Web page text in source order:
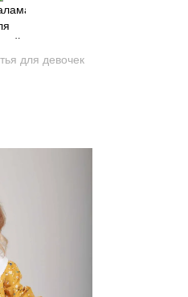
для девочек